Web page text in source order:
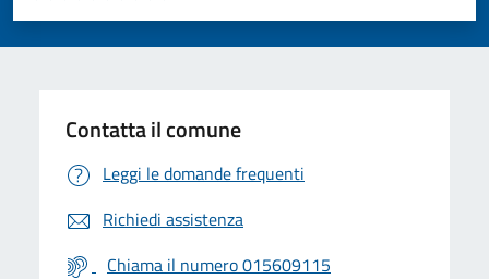
Valuta 5 stelle su 5
Valuta 4 stelle su 5
Valuta 3 stelle su 5
Valuta 2 stelle su 5
Valuta 1 stelle su 5
Contatta il comune
Leggi le domande frequenti
Richiedi assistenza
Chiama il numero 015609115